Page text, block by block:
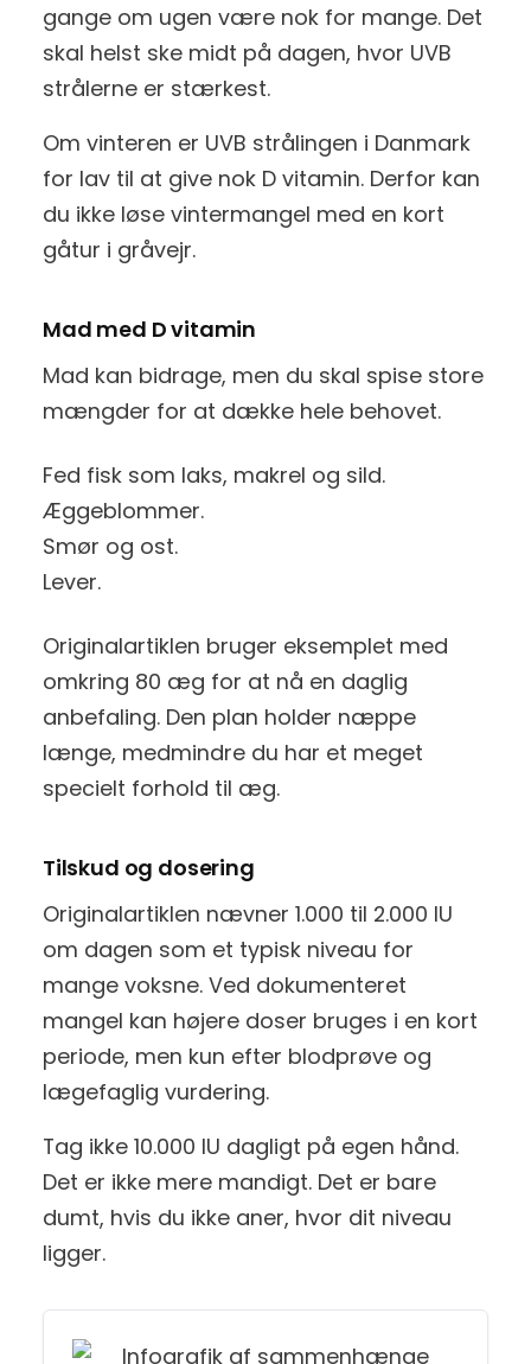
gange om ugen være nok for mange. Det
skal helst ske midt på dagen, hvor UVB
strålerne er stærkest.
Om vinteren er UVB strålingen i Danmark
for lav til at give nok D vitamin. Derfor kan
du ikke løse vintermangel med en kort
gåtur i gråvejr.
Mad med D vitamin
Mad kan bidrage, men du skal spise store
mængder for at dække hele behovet.
Fed fisk som laks, makrel og sild.
Æggeblommer.
Smør og ost.
Lever.
Originalartiklen bruger eksemplet med
omkring 80 æg for at nå en daglig
anbefaling. Den plan holder næppe
længe, medmindre du har et meget
specielt forhold til æg.
Tilskud og dosering
Originalartiklen nævner 1.000 til 2.000 IU
om dagen som et typisk niveau for
mange voksne. Ved dokumenteret
mangel kan højere doser bruges i en kort
periode, men kun efter blodprøve og
lægefaglig vurdering.
Tag ikke 10.000 IU dagligt på egen hånd.
Det er ikke mere mandigt. Det er bare
dumt, hvis du ikke aner, hvor dit niveau
ligger.